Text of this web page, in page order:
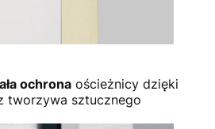
ochrona ościeżnicy dzięki
tworzywa sztucznego